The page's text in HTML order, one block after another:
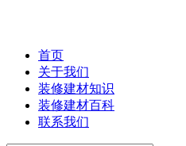
首页
关于我们
装修建材知识
装修建材百科
联系我们